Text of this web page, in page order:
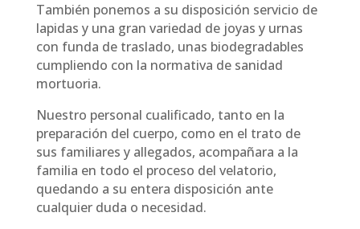
También ponemos a su disposición servicio de
lapidas y una gran variedad de joyas y urnas
con funda de traslado, unas biodegradables
cumpliendo con la normativa de sanidad
mortuoria.
Nuestro personal cualificado, tanto en la
preparación del cuerpo, como en el trato de
sus familiares y allegados, acompañara a la
familia en todo el proceso del velatorio,
quedando a su entera disposición ante
cualquier duda o necesidad.